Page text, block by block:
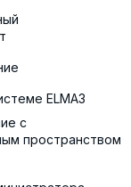
ELMA3
с
пространством